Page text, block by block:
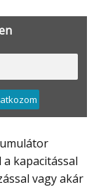
a kapacitással
vagy akár